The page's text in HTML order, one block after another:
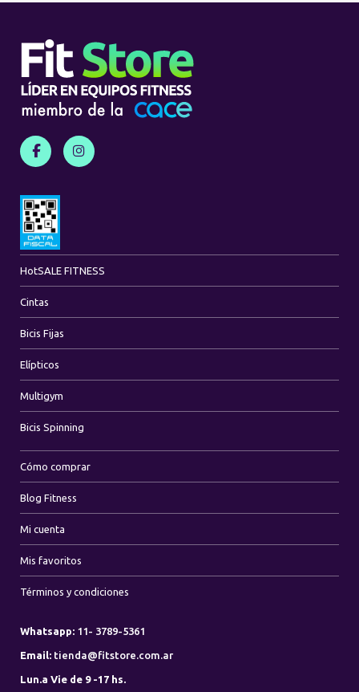
HotSALE FITNESS
Cintas
Bicis Fijas
Elípticos
Multigym
Bicis Spinning
Cómo comprar
Blog Fitness
Mi cuenta
Mis favoritos
Términos y condiciones
Whatsapp: 11- 3789-5361
Email: tienda@fitstore.com.ar
Lun.a Vie de 9 -17 hs.